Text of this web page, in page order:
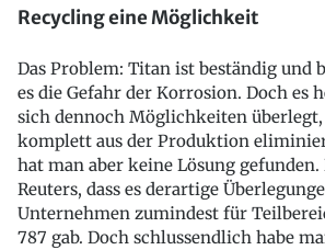
Recycling eine Möglichkeit
Das Problem: Titan ist beständig und
es die Gefahr der Korrosion. Doch es
sich dennoch Möglichkeiten
komplett aus der Produktion
hat man aber keine Lösung
Reuters, dass es derartige
Unternehmen zumindest für
787 gab. Doch schlussendlich habe